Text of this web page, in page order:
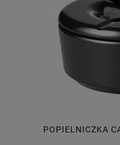
POPIELNICZKA